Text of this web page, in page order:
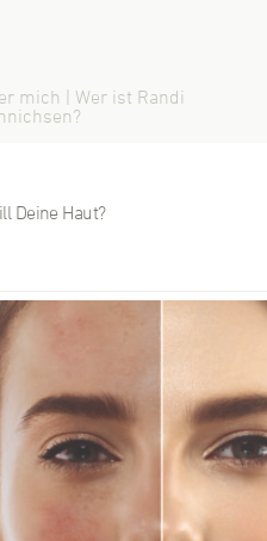
mich | Wer ist Randi
Deine Haut?